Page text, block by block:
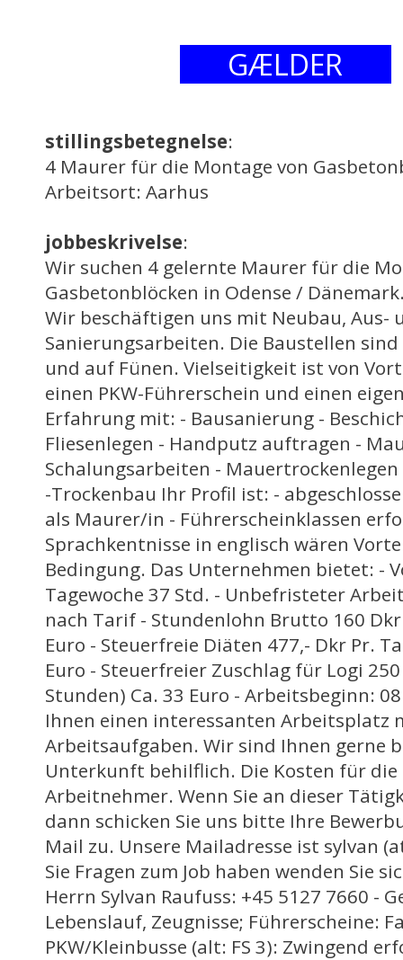
GÆLDER
stillingsbetegnelse:
4 Maurer für die Montage von
Arbeitsort: Aarhus
jobbeskrivelse:
Wir suchen 4 gelernte Maurer für die
Gasbetonblöcken in Odense /
Wir beschäftigen uns mit Neubau, Aus-
Sanierungsarbeiten. Die Baustellen
und auf Fünen. Vielseitigkeit ist von
einen PKW-Führerschein und einen
Erfahrung mit: - Bausanierung -
Fliesenlegen - Handputz auftragen -
Schalungsarbeiten -
-Trockenbau Ihr Profil ist: -
als Maurer/in - Führerscheinklassen
Sprachkentnisse in englisch wären
Bedingung. Das Unternehmen bietet: -
Tagewoche 37 Std. - Unbefristeter
nach Tarif - Stundenlohn Brutto 160
Euro - Steuerfreie Diäten 477,- Dkr Pr.
Euro - Steuerfreier Zuschlag für Logi
Stunden) Ca. 33 Euro - Arbeitsbeginn:
Ihnen einen interessanten Arbeitsplatz
Arbeitsaufgaben. Wir sind Ihnen gerne
Unterkunft behilflich. Die Kosten für
Arbeitnehmer. Wenn Sie an dieser
dann schicken Sie uns bitte Ihre
Mail zu. Unsere Mailadresse ist sylvan
Sie Fragen zum Job haben wenden Sie
Herrn Sylvan Raufuss: +45 5127 7660 -
Lebenslauf, Zeugnisse; Führerscheine:
PKW/Kleinbusse (alt: FS 3): Zwingend